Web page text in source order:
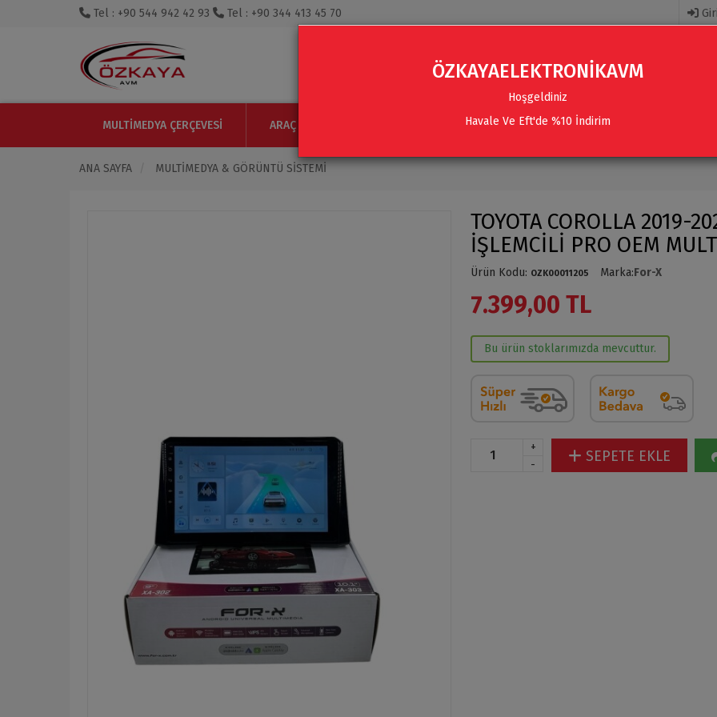
Tel : +90 544 942 42 93 Tel : +90 344 413 45 70
MULTIMEDYA ÇERÇEVESI ARAÇ IÇI MONITOR AKSESUARLAR SES SISTEMLERI & AKSESUARLAR
ANA SAYFA MULTIMEDYA & GÖRÜNTÜ SISTEMI
TOYOTA COROLLA 2019-
İŞLEMCİLİ PRO OEM
Ürün Kodu: OZK00011205 Marka:For-X
7.399,00 TL
Bu ürün stoklarımızda mevcuttur.
+
-
SEPETE EKLE
ÖZKAYAELEKTRONİKAVM
Hoşgeldiniz
Havale Ve Eft'de %10 İndirim